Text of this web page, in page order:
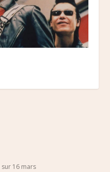
sur 16 mars